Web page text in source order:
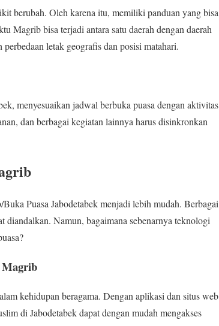
berubah. Oleh karena itu, memiliki panduan yang bisa
Magrib bisa terjadi antara satu daerah dengan daerah
letak geografis dan posisi matahari.
menyesuaikan jadwal berbuka puasa dengan aktivitas
dan berbagai kegiatan lainnya harus disinkronkan
Puasa Jabodetabek menjadi lebih mudah. Berbagai
diandalkan. Namun, bagaimana sebenarnya teknologi
Magrib
kehidupan beragama. Dengan aplikasi dan situs web
di Jabodetabek dapat dengan mudah mengakses